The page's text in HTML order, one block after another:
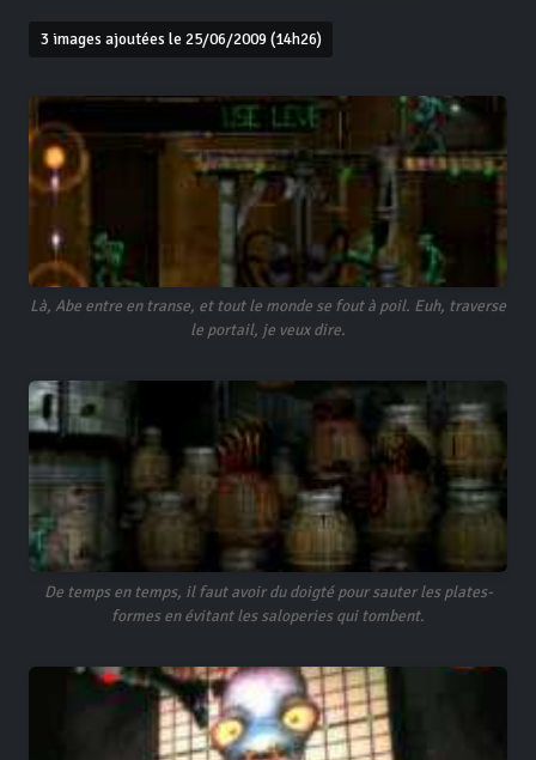
3 images ajoutées le 25/06/2009 (14h26)
Là, Abe entre en transe, et tout le monde se fout à poil. Euh, traverse
le portail, je veux dire.
De temps en temps, il faut avoir du doigté pour sauter les plates-
formes en évitant les saloperies qui tombent.